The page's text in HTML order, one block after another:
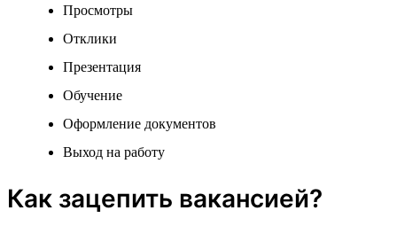
Просмотры
Отклики
Презентация
Обучение
Оформление документов
Выход на работу
Как зацепить вакансией?